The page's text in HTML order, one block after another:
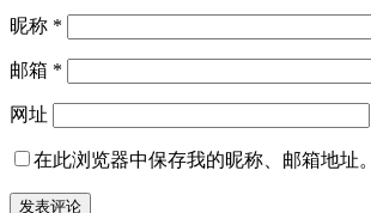
昵称 *
邮箱 *
网址
在此浏览器中保存我的昵称、邮箱地址。